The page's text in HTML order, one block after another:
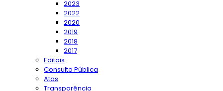
2023
2022
2020
2019
2018
2017
Editais
Consulta Pública
Atas
Transparência